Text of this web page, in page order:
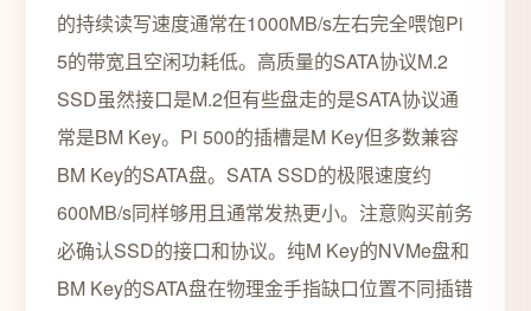
的持续读写速度通常在1000MB/s左右完全喂饱Pi
5的带宽且空闲功耗低。高质量的SATA协议M.2
SSD虽然接口是M.2但有些盘走的是SATA协议通
常是BM Key。Pi 500的插槽是M Key但多数兼容
BM Key的SATA盘。SATA SSD的极限速度约
600MB/s同样够用且通常发热更小。注意购买前务
必确认SSD的接口和协议。纯M Key的NVMe盘和
BM Key的SATA盘在物理金手指缺口位置不同插错